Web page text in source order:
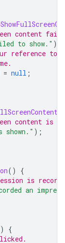
content
to show." );
reference to
= null ;
content is
shown." );
()
{
is
an
{